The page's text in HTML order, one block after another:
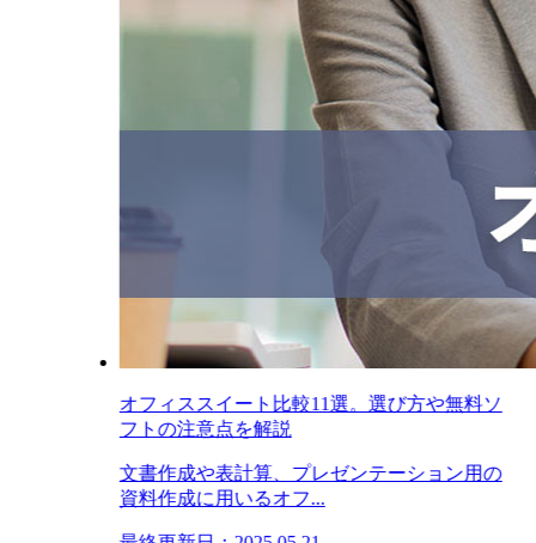
オフィススイート比較11選。選び方や無料ソ
フトの注意点を解説
文書作成や表計算、プレゼンテーション用の
資料作成に用いるオフ...